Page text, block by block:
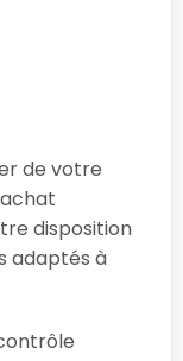
de votre
disposition
adaptés à